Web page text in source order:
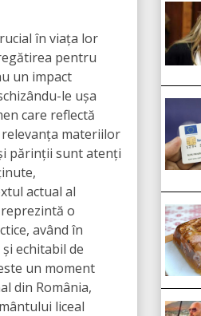
în viața lor
pentru
un impact
le ușa
care reflectă
materiilor
părinții sunt atenți
actual al
o
având în
echitabil de
un moment
din România,
liceal